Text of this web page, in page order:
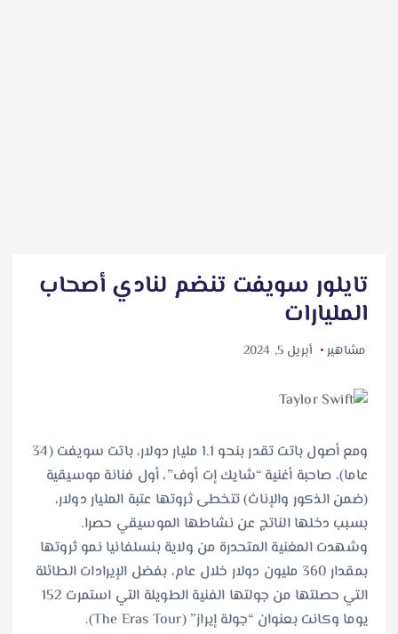
تايلور سويفت تنضم لنادي أصحاب
المليارات
مشاهير أبريل 5, 2024
ومع أصول باتت تقدر بنحو 1.1 مليار دولار، باتت سويفت (34
عاما)، صاحبة أغنية “شايك إت أوف”، أول فنانة موسيقية
(ضمن الذكور والإناث) تتخطى ثروتها عتبة المليار دولار،
بسبب دخلها الناتج عن نشاطها الموسيقي حصرا.
وشهدت المغنية المتحدرة من ولاية بنسلفانيا نمو ثروتها
بمقدار 360 مليون دولار خلال عام، بفضل الإيرادات الطائلة
التي حصلتها من جولتها الفنية الطويلة التي استمرت 152
يوما وكانت بعنوان “جولة إيراز” (The Eras Tour).